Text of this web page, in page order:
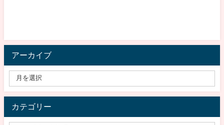
アーカイブ
カテゴリー